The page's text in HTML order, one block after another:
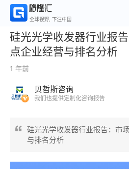
全球视野, 下注中国
硅光光学收发器行业报
点企业经营与排名分析
1 年前
贝哲斯咨询
我们也提供定制化咨询报告
硅光光学收发器行业报告：市
与排名分析